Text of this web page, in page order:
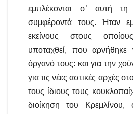
εμπλέκονται σ’ αυτή
συμφέροντά τους. Ήταν
εκείνους στους
υποταχθεί, που αρνήθηκε
όργανό τους: και για την
για τις νέες αστικές αρχές
τους ίδιους τους
διοίκηση του